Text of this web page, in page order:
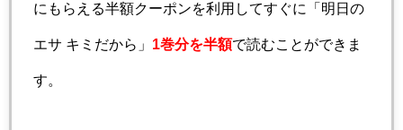
にもらえる半額クーポンを利用してすぐに「明日の
エサ キミだから」 1巻分を半額で読むことができま
す。